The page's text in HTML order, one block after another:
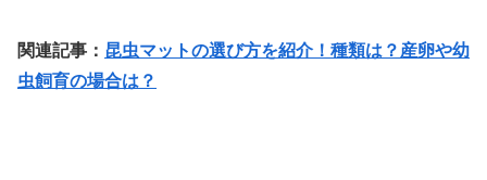
関連記事： 昆虫マットの選び方を紹介！種類は？産卵や幼
虫飼育の場合は？